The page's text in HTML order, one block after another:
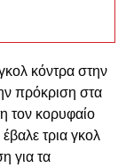
κόντρα στην
πρόκριση στα
τον κορυφαίο
τρια γκολ
για τα